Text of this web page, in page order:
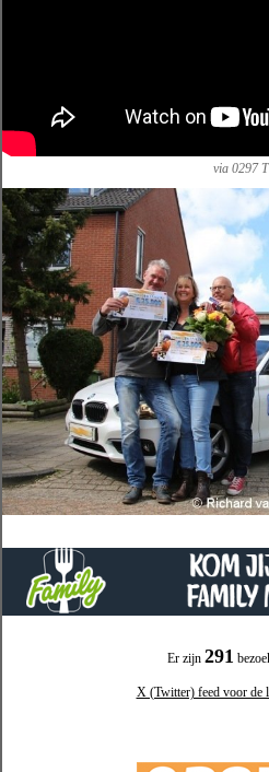
Er zijn 291
X (Twitter) feed voor de
via 0297